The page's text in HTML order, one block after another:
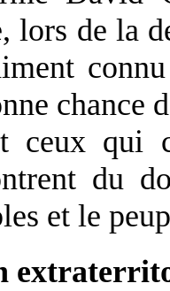
lors de la
chance
ceux qui
du
et le